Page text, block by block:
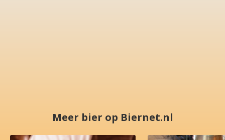
Meer bier op Biernet.nl